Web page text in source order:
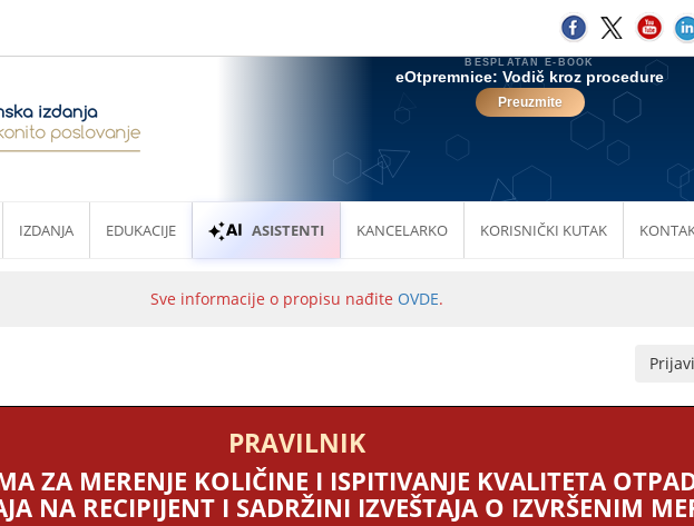
IZDANJA EDUKACIJE ASISTENTI KANCELARKO KORISNIČKI KUTAK
Sve informacije o propisu nađite OVDE.
PRAVILNIK
ZA MERENJE KOLIČINE I ISPITIVANJE KVALITETA
NA RECIPIJENT I SADRŽINI IZVEŠTAJA O IZVRŠENIM